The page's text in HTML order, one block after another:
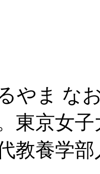
るやま な
東京女
教養学